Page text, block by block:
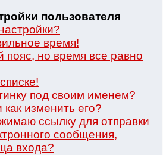
пользователя
время!
пояс, но время все равно
под своим именем?
изменить его?
ссылку для отправки
сообщения,
входа?